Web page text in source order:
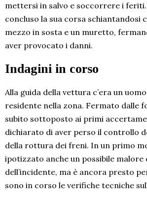
mettersi in salvo e soccorrere i feriti.
concluso la sua corsa schiantandosi
mezzo in sosta e un muretto,
aver provocato i danni.
Indagini in corso
Alla guida della vettura c’era un
residente nella zona. Fermato dalle
subito sottoposto ai primi
dichiarato di aver perso il controllo
della rottura dei freni. In un primo
ipotizzato anche un possibile malore
dell’incidente, ma è ancora presto
sono in corso le verifiche tecniche